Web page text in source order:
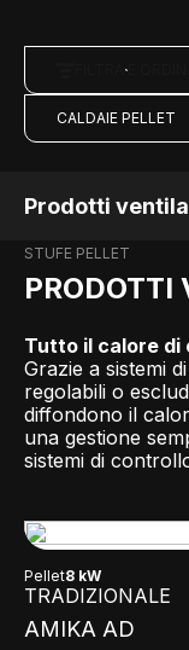
FILTRA E ORDINA
CALDAIE PELLET
Prodotti
STUFE PELLET
PRODOTTI
Tutto il calore di
Grazie a sistemi
regolabili o
diffondono il
una gestione
sistemi di
Pellet8 kW
TRADIZIONALE
AMIKA AD